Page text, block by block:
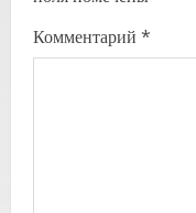
i
g
Комментарий *